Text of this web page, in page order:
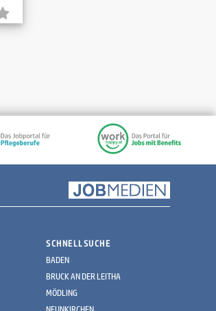
SCHNELLSUCHE
BADEN
BRUCK AN DER LEITHA
MÖDLING
NEUNKIRCHEN